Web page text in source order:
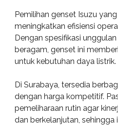
Pemilihan genset Isuzu
meningkatkan efisiensi
Dengan spesifikasi
beragam, genset ini
untuk kebutuhan daya listrik.
Di Surabaya, tersedia
dengan harga kompetitif.
pemeliharaan rutin agar
dan berkelanjutan, sehingga